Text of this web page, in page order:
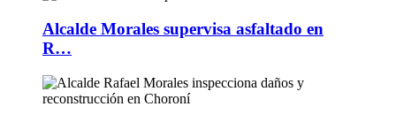
Alcalde Morales supervisa asfaltado en
R…